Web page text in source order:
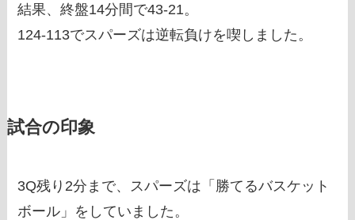
結果、終盤14分間で43-21。
124-113でスパーズは逆転負けを喫しました。
試合の印象
3Q残り2分まで、スパーズは「勝てるバスケット
ボール」をしていました。